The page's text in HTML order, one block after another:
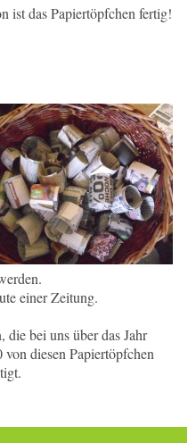
ist das Papiertöpfchen fertig!
einer Zeitung.
die bei uns über das Jahr
diesen Papiertöpfchen